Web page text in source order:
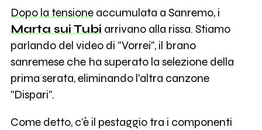
Dopo la tensioneaccumulata a Sanremo, i
Marta sui Tubi arrivano alla rissa. Stiamo
parlando del video di "Vorrei", il brano
sanremese che ha superato la selezione della
prima serata, eliminando l'altra canzone
"Dispari".
Come detto, c'è il pestaggio tra i componenti